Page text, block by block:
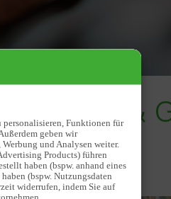
&
personalisieren, Funktionen für
geben wir
und Analysen weiter.
Products) führen
haben (bspw. anhand eines
(bspw. Nutzungsdaten
widerrufen, indem Sie auf